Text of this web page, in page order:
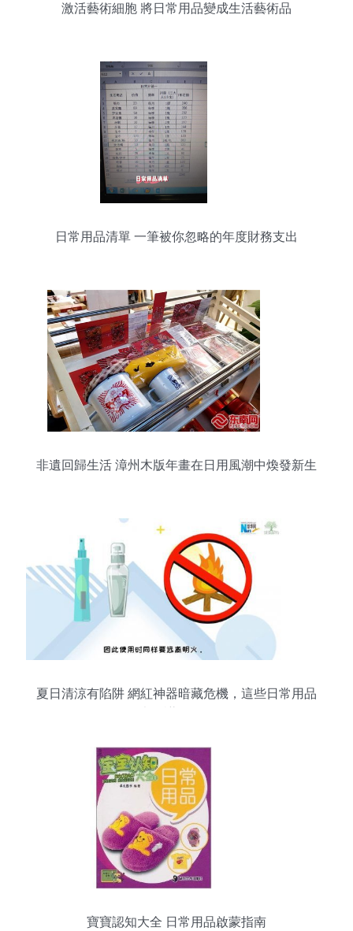
激活藝術細胞 將日常用品變成生活藝術品
日常用品清單 一筆被你忽略的年度財務支出
非遺回歸生活 漳州木版年畫在日用風潮中煥發新生
夏日清涼有陷阱 網紅神器暗藏危機，這些日常用品
寶寶認知大全 日常用品啟蒙指南